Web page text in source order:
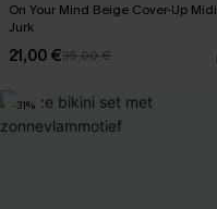
On Your Mind Beige Cover-Up Midi
Jurk
21,00 €35,00 €
-31%